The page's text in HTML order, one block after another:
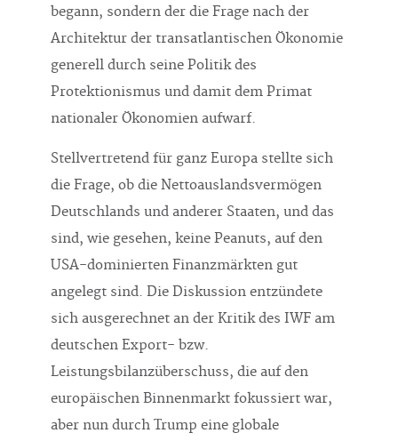
begann, sondern der die Frage nach der
Architektur der transatlantischen Ökonomie
generell durch seine Politik des
Protektionismus und damit dem Primat
nationaler Ökonomien aufwarf.
Stellvertretend für ganz Europa stellte sich
die Frage, ob die Nettoauslandsvermögen
Deutschlands und anderer Staaten, und das
sind, wie gesehen, keine Peanuts, auf den
USA-dominierten Finanzmärkten gut
angelegt sind. Die Diskussion entzündete
sich ausgerechnet an der Kritik des IWF am
deutschen Export- bzw.
Leistungsbilanzüberschuss, die auf den
europäischen Binnenmarkt fokussiert war,
aber nun durch Trump eine globale